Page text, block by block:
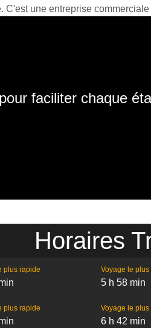
C'est une entreprise
faciliter chaque
Horaires
plus rapide Voyage le plus
5 h 58 min
plus rapide Voyage le plus
6 h 42 min